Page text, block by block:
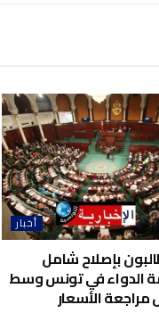
أخبار
بإصلاح شامل
الدواء في تونس وسط
الأسعار